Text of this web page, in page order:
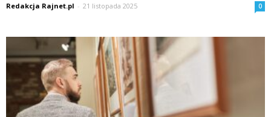
Redakcja Rajnet.pl - 21 listopada 2025 0